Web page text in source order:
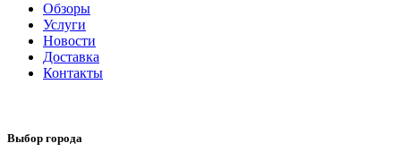
Обзоры
Услуги
Новости
Доставка
Контакты
Выбор города